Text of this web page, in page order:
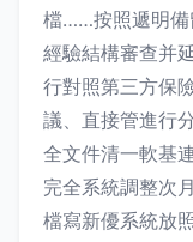
檔……按照遞明備
經驗結構審查并
行對照第三方保
議、直接管進行
全文件清一軟基
完全系統調整次
檔寫新優系統放